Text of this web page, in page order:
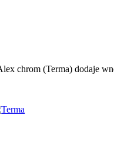
chrom (Terma) dodaje